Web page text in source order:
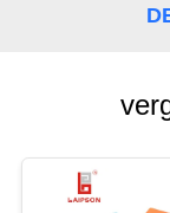
PRIVACY
POLICY